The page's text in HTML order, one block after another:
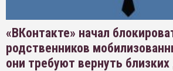
«ВКонтакте» начал
родственников
они требуют вернуть